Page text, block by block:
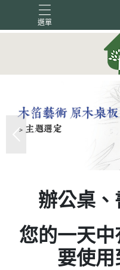
選單
辦公桌、
您的一天
要使用